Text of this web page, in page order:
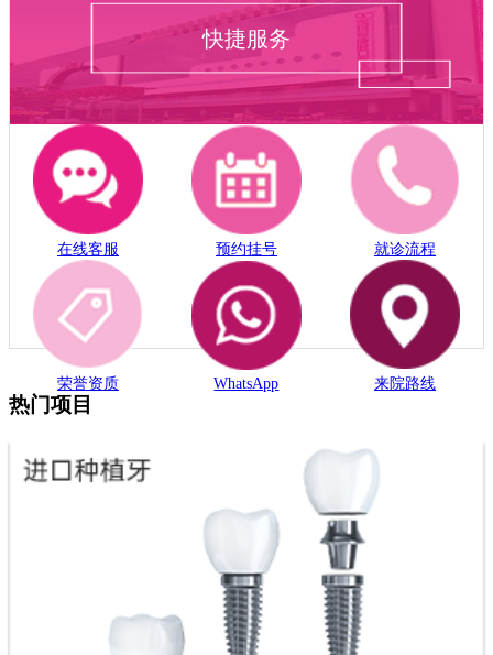
快捷服务
在线客服 预约挂号 就诊流程
荣誉资质 WhatsApp 来院路线
热门项目